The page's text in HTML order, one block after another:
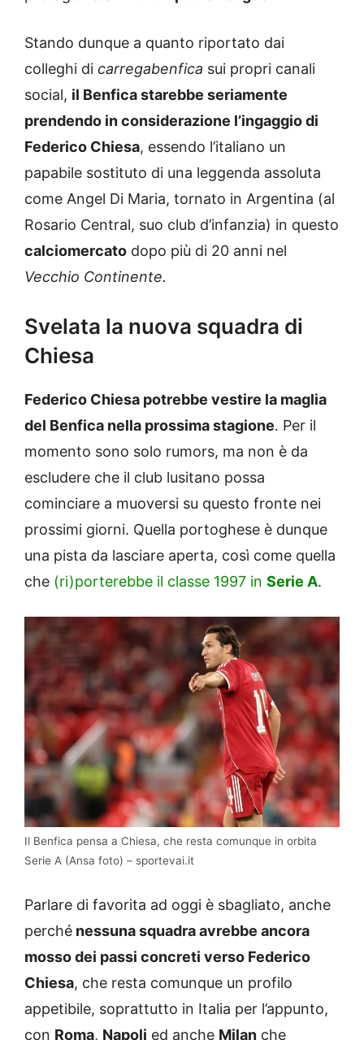
Stando dunque a quanto riportato dai
colleghi di carregabenfica sui propri canali
social, il Benfica starebbe seriamente
prendendo in considerazione l’ingaggio di
Federico Chiesa, essendo l’italiano un
papabile sostituto di una leggenda assoluta
come Angel Di Maria, tornato in Argentina (al
Rosario Central, suo club d’infanzia) in questo
calciomercato dopo più di 20 anni nel
Vecchio Continente.
Svelata la nuova squadra di
Chiesa
Federico Chiesa potrebbe vestire la maglia
del Benfica nella prossima stagione. Per il
momento sono solo rumors, ma non è da
escludere che il club lusitano possa
cominciare a muoversi su questo fronte nei
prossimi giorni. Quella portoghese è dunque
una pista da lasciare aperta, così come quella
che (ri)porterebbe il classe 1997 in Serie A.
Il Benfica pensa a Chiesa, che resta comunque in orbita
Serie A (Ansa foto) – sportevai.it
Parlare di favorita ad oggi è sbagliato, anche
perché nessuna squadra avrebbe ancora
mosso dei passi concreti verso Federico
Chiesa, che resta comunque un profilo
appetibile, soprattutto in Italia per l’appunto,
con Roma, Napoli ed anche Milan che